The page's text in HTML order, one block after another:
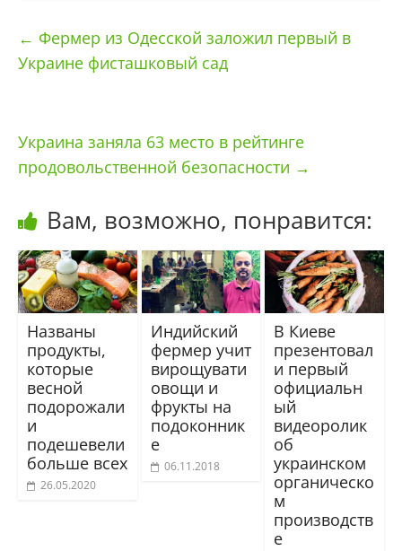
← Фермер из Одесской заложил первый в
Украине фисташковый сад
Украина заняла 63 место в рейтинге
продовольственной безопасности →
Вам, возможно, понравится:
Названы
продукты,
которые
весной
подорожали
и
подешевели
больше всех
26.05.2020
Индийский
фермер учит
вирощувати
овощи и
фрукты на
подоконник
е
06.11.2018
В Киеве
презентовал
и первый
официальн
ый
видеоролик
об
украинском
органическо
м
производств
е